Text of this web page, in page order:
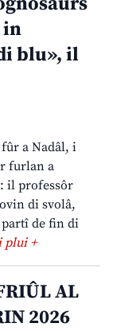
in
blu», il
a Nadâl, i
furlan a
il professôr
di svolâ,
de fin di
plui +
AL
2026